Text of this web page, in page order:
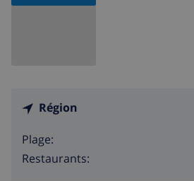
Région
Plage:
Restaurants: